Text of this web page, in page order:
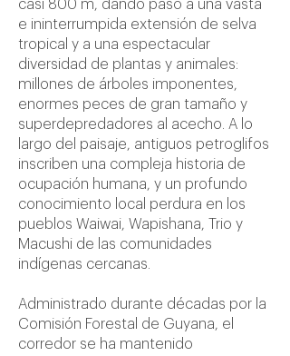
casi 800 m, dando paso a una vasta
e ininterrumpida extensión de selva
tropical y a una espectacular
diversidad de plantas y animales:
millones de árboles imponentes,
enormes peces de gran tamaño y
superdepredadores al acecho. A lo
largo del paisaje, antiguos petroglifos
inscriben una compleja historia de
ocupación humana, y un profundo
conocimiento local perdura en los
pueblos Waiwai, Wapishana, Trio y
Macushi de las comunidades
indígenas cercanas.
Administrado durante décadas por la
Comisión Forestal de Guyana, el
corredor se ha mantenido